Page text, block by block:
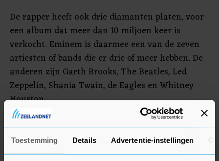
Toestemming Details Advertentie-instellingen
De rapper heeft ook drie diamanten platen, voor
een album dat meer dan 10 miljoen keer is
verkocht. Eminem is daarmee een van de zeven
artiesten of bands die er drie of meer hebben. De
anderen zijn Garth Brooks, The Beatles, Led
Zeppelin, Shania Twain, de Eagles en Whitney
Houston.